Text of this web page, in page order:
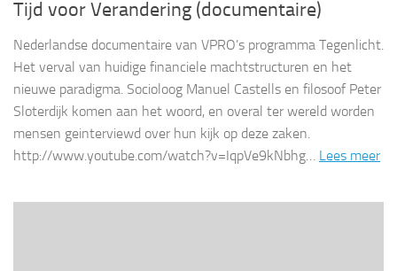
Tijd voor Verandering (documentaire)
Nederlandse documentaire van VPRO’s programma Tegenlicht.
Het verval van huidige financiele machtstructuren en het
nieuwe paradigma. Socioloog Manuel Castells en filosoof Peter
Sloterdijk komen aan het woord, en overal ter wereld worden
mensen geinterviewd over hun kijk op deze zaken.
http://www.youtube.com/watch?v=IqpVe9kNbhg… Lees meer